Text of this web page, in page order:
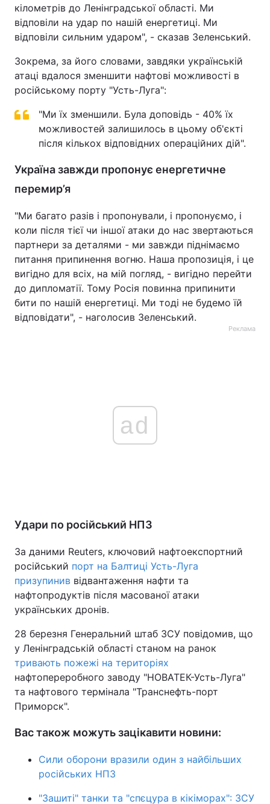
Тема оформлення
кілометрів до Ленінградської області. Ми
відповіли на удар по нашій енергетиці. Ми
відповіли сильним ударом", - сказав Зеленський.
Зокрема, за його словами, завдяки українській
атаці вдалося зменшити нафтові можливості в
російському порту "Усть-Луга":
"Ми їх зменшили. Була доповідь - 40% їх
можливостей залишилось в цьому об'єкті
після кількох відповідних операційних дій".
Україна завжди пропонує енергетичне
перемир’я
"Ми багато разів і пропонували, і пропонуємо, і
коли після тієї чи іншої атаки до нас звертаються
партнери за деталями - ми завжди піднімаємо
питання припинення вогню. Наша пропозиція, і це
вигідно для всіх, на мій погляд, - вигідно перейти
до дипломатії. Тому Росія повинна припинити
бити по нашій енергетиці. Ми тоді не будемо їй
відповідати", - наголосив Зеленський.
Реклама
ad
Удари по російський НПЗ
За даними Reuters, ключовий нафтоекспортний
російський порт на Балтиці Усть-Луга
призупинив відвантаження нафти та
нафтопродуктів після масованої атаки
українських дронів.
28 березня Генеральний штаб ЗСУ повідомив, що
у Ленінградській області станом на ранок
тривають пожежі на територіях
нафтопереробного заводу "НОВАТЕК-Усть-Луга"
та нафтового термінала "Транснефть-порт
Приморск".
Вас також можуть зацікавити новини:
Сили оборони вразили один з найбільших
російських НПЗ
"Зашиті" танки та "спєцура в кікіморах": ЗСУ